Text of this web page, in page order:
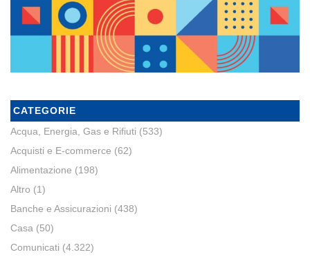
CATEGORIE
Acqua, Energia, Gas e Rifiuti (533)
Acquisti e E-commerce (62)
Alimentazione (198)
Altro (1)
Banche e Assicurazioni (438)
Casa (50)
Comunicati (4.322)